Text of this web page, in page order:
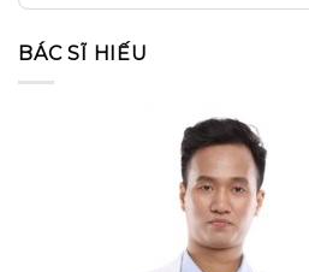
BÁC SĨ HIẾU